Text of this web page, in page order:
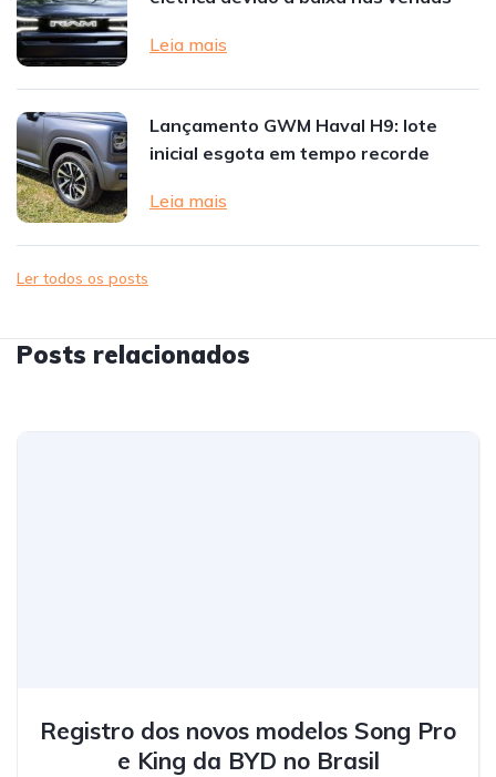
Leia mais
Lançamento GWM Haval H9: lote
inicial esgota em tempo recorde
Leia mais
Ler todos os posts
Posts relacionados
Registro dos novos modelos Song Pro
e King da BYD no Brasil